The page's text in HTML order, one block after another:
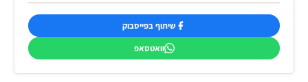
שיתוף בפייסבוק
וואטסאפ